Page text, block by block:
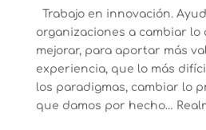
Trabajo en innovación.
organizaciones a cambiar lo
mejorar, para aportar más
experiencia, que lo más
los paradigmas, cambiar lo
que damos por hecho…